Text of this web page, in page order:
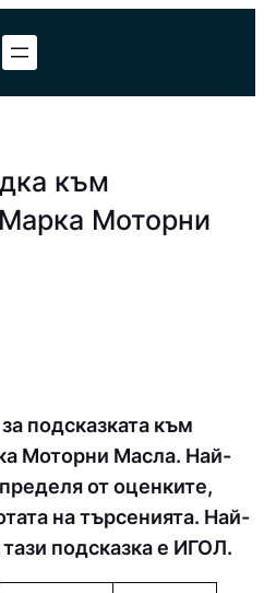
към
Моторни
подсказката към
Моторни Масла. Най-
от оценките,
на търсенията. Най-
подсказка е ИГОЛ.